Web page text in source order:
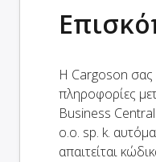
Η Cargoson σας
πληροφορίες
Business
o.o. sp. k.
απαιτείται